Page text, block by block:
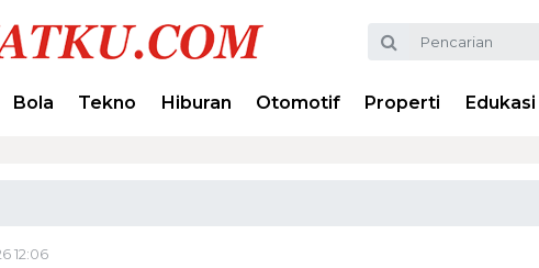
Bola Tekno Hiburan Otomotif Properti Edukasi
12:06